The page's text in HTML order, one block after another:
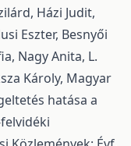
Házi Judit,
Eszter, Besnyői
Nagy Anita, L.
Károly, Magyar
hatása a